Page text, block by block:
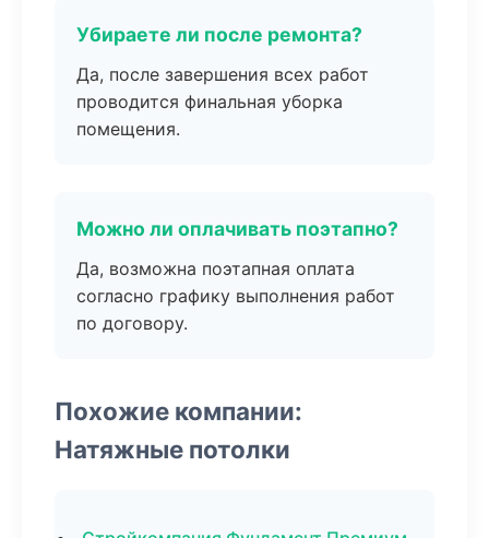
Убираете ли после ремонта?
Да, после завершения всех работ
проводится финальная уборка
помещения.
Можно ли оплачивать поэтапно?
Да, возможна поэтапная оплата
согласно графику выполнения работ
по договору.
Похожие компании:
Натяжные потолки